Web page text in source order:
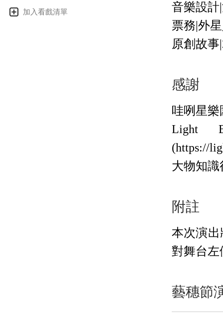
加入看戲清單
音樂設計
票務|外
原創故
感謝
哇咧星樂
Light
(https://
大物知識
附註
本次演
對舞台左
藝穗節